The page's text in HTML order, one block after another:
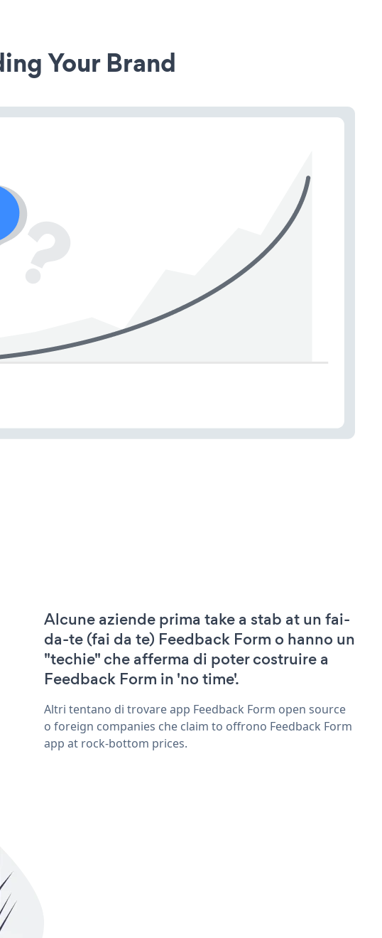
Your Brand
Alcune aziende prima take a stab at un fai-
da-te (fai da te) Feedback Form o hanno un
"techie" che afferma di poter costruire a
Feedback Form in 'no time'.
Altri tentano di trovare app Feedback Form open source
o foreign companies che claim to offrono Feedback Form
app at rock-bottom prices.